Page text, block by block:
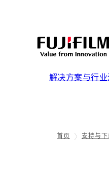
解决方案与行
首页 支持与下